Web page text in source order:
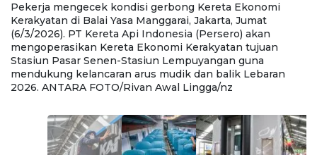
Pekerja mengecek kondisi gerbong Kereta Ekonomi
Kerakyatan di Balai Yasa Manggarai, Jakarta, Jumat
(6/3/2026). PT Kereta Api Indonesia (Persero) akan
mengoperasikan Kereta Ekonomi Kerakyatan tujuan
Stasiun Pasar Senen-Stasiun Lempuyangan guna
mendukung kelancaran arus mudik dan balik Lebaran
2026. ANTARA FOTO/Rivan Awal Lingga/nz